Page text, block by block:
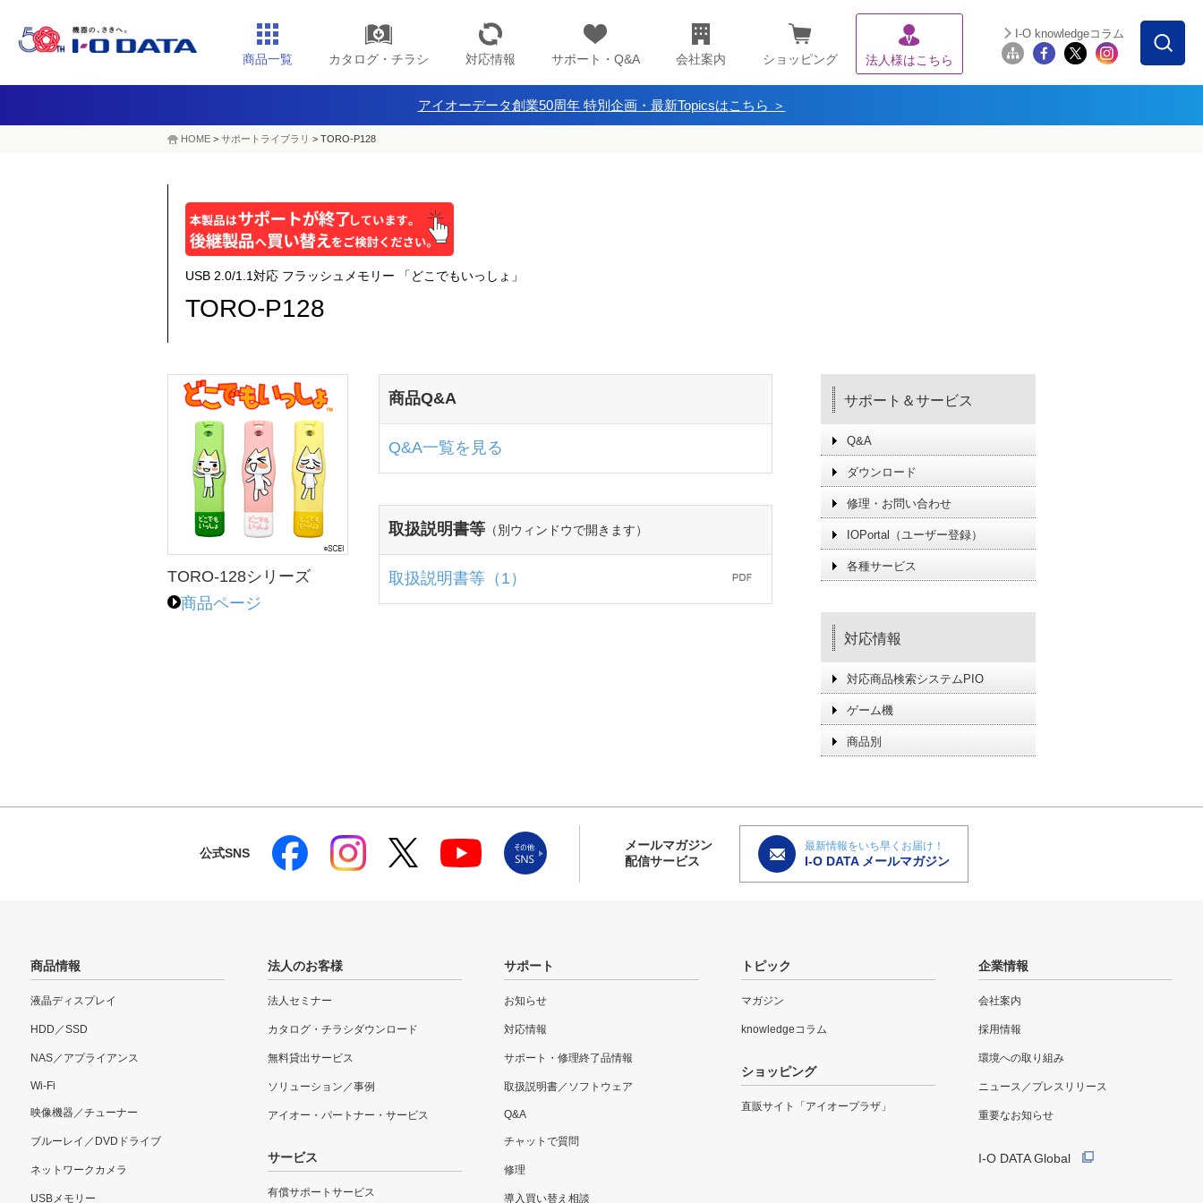
商品一覧 カタログ・チラシ 対応情報 サポート・Q&A 会社案内 ショッピング 法人様はこちら
I-O knowledgeコラム
アイオーデータ創業50周年 特別企画・最新Topicsはこちら ＞
HOME > サポートライブラリ > TORO-P128
USB 2.0/1.1対応 フラッシュメモリー 「どこでもいっしょ」
TORO-P128
TORO-128シリーズ
商品ページ
商品Q&A
Q&A一覧を見る
取扱説明書等 （別ウィンドウで開きます）
取扱説明書等（1）
サポート＆サービス
Q&A
ダウンロード
修理・お問い合わせ
IOPortal（ユーザー登録）
各種サービス
対応情報
対応商品検索システムPIO
ゲーム機
商品別
公式SNS
メールマガジン
配信サービス
最新情報をいち早くお届け！
I-O DATA メールマガジン
商品情報
液晶ディスプレイ
HDD／SSD
NAS／アプライアンス
Wi-Fi
映像機器／チューナー
ブルーレイ／DVDドライブ
ネットワークカメラ
USBメモリー
法人のお客様
法人セミナー
カタログ・チラシダウンロード
無料貸出サービス
ソリューション／事例
アイオー・パートナー・サービス
サービス
有償サポートサービス
サポート
お知らせ
対応情報
サポート・修理終了品情報
取扱説明書／ソフトウェア
Q&A
チャットで質問
修理
導入買い替え相談
トピック
マガジン
knowledgeコラム
ショッピング
直販サイト「アイオープラザ」
企業情報
会社案内
採用情報
環境への取り組み
ニュース／プレスリリース
重要なお知らせ
I-O DATA Global